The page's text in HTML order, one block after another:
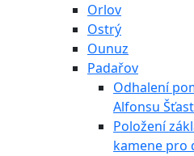
Orlov
Ostrý
Ounuz
Padařov
Odhalení
Alfonsu
Položení
kamene pro